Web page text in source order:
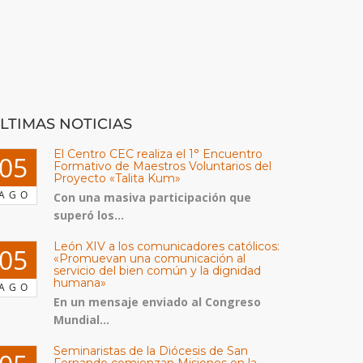
NOTICIAS
El Centro CEC realiza el 1° Encuentro
Formativo de Maestros Voluntarios del
Proyecto «Talita Kum»
Con una masiva participación que
superó los...
León XIV a los comunicadores católicos:
«Promuevan una comunicación al
servicio del bien común y la dignidad
humana»
En un mensaje enviado al Congreso
Mundial...
Seminaristas de la Diócesis de San